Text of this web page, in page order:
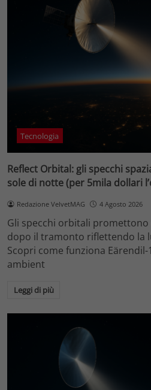
Tecnologia
Reflect Orbital: gli specchi
sole di notte (per 5mila dollari
Redazione VelvetMAG 4 Agosto 2026
Gli specchi orbitali
dopo il tramonto riflettendo la
Scopri come funziona
ambient
Leggi di più